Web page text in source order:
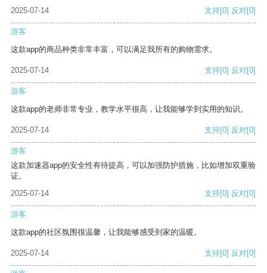
2025-07-14 支持[0] 反对[0]
游客
这款app的商品种类非常丰富，可以满足我所有的购物需求。
2025-07-14 支持[0] 反对[0]
游客
这款app的老师非常专业，教学水平很高，让我能够学到实用的知识。
2025-07-14 支持[0] 反对[0]
游客
这款加速器app的安全性有待提高，可以加强防护措施，比如增加双重验
证。
2025-07-14
支持[0] 反对[0]
游客
这款app的社区氛围很温馨，让我能够感受到家的温暖。
2025-07-14 支持[0] 反对[0]